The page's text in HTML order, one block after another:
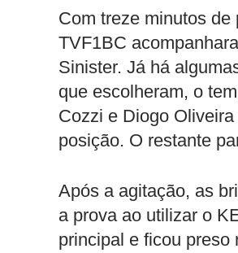
Com treze minutos
TVF1BC
Sinister. Já há
que escolheram, o
Cozzi e Diogo
posição. O restante
Após a agitação, as
a prova ao utilizar o
principal e ficou